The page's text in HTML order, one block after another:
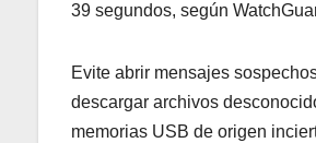
39 segundos, según
Evite abrir mensajes
descargar archivos
memorias USB de origen